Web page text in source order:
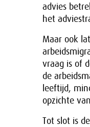
advies
het
Maar ook
vraag is of
de
leeftijd,
opzichte
Tot slot is